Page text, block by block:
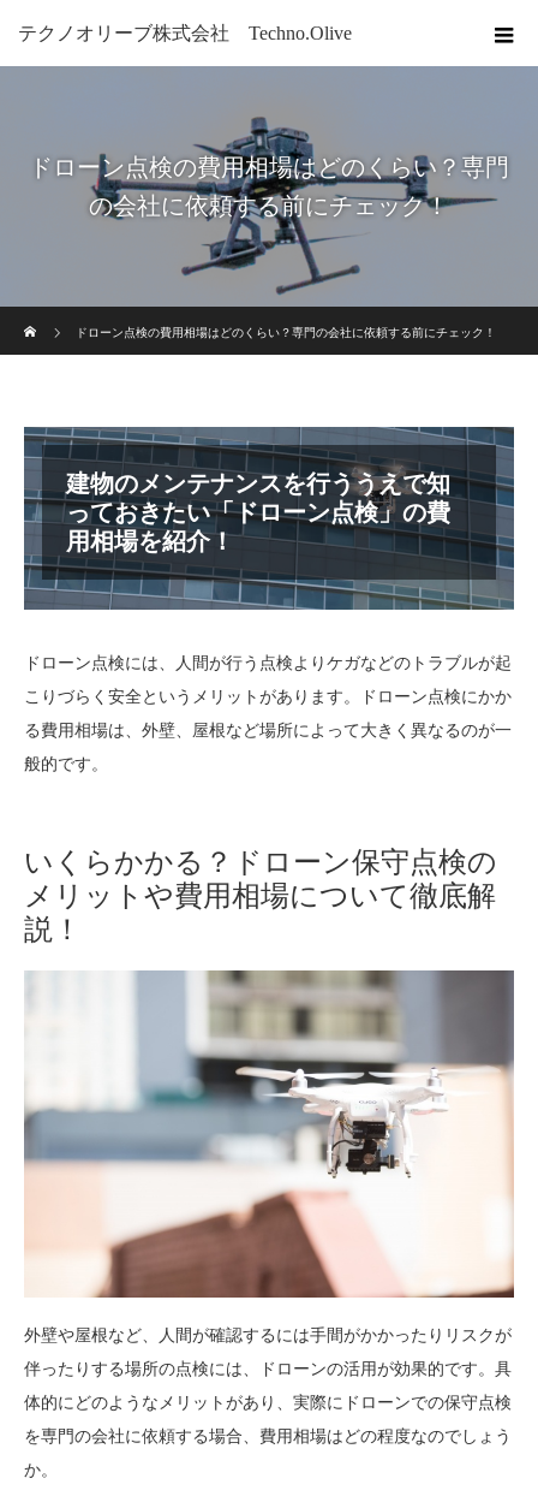
テクノオリーブ株式会社 Techno.Olive
ドローン点検の費用相場はどのくらい？専門
の会社に依頼する前にチェック！
ドローン点検の費用相場はどのくらい？専門の会社に依頼する前にチェック！
建物のメンテナンスを行ううえで知
っておきたい「ドローン点検」の費
用相場を紹介！
ドローン点検には、人間が行う点検よりケガなどのトラブルが起
こりづらく安全というメリットがあります。ドローン点検にかか
る費用相場は、外壁、屋根など場所によって大きく異なるのが一
般的です。
いくらかかる？ドローン保守点検の
メリットや費用相場について徹底解
説！
外壁や屋根など、人間が確認するには手間がかかったりリスクが
伴ったりする場所の点検には、ドローンの活用が効果的です。具
体的にどのようなメリットがあり、実際にドローンでの保守点検
を専門の会社に依頼する場合、費用相場はどの程度なのでしょう
か。